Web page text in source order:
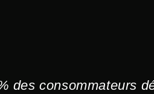
des consommateurs